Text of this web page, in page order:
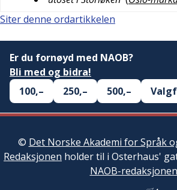
Siter denne ordartikkelen
Er du fornøyd med NAOB?
Bli med og bidra!
100,–
250,– 500,–
© Det Norske Akademi for Språk
Redaksjonen holder til i Osterhaus'
NAOB-redaksjonen